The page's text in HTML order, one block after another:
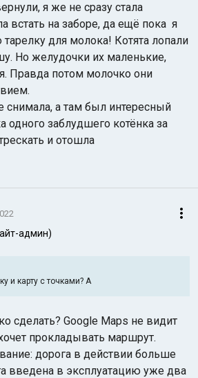
я же не сразу стала
встать на заборе, да ещё пока я
для молока! Котята лопали
Но желудочки их маленькие,
Правда потом молочко они
снимала, а там был интересный
заблудшего котёнка за
и отошла
админ)
и карту с точками? А
сделать? Google Maps не видит
прокладывать маршрут.
дорога в действии больше
введена в эксплуатацию уже два